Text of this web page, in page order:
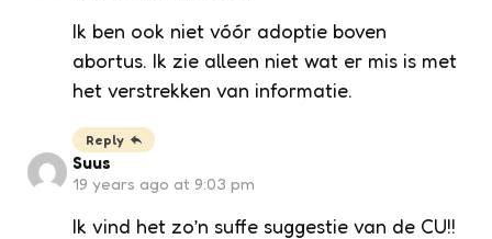
Ik ben ook niet vóór adoptie boven
abortus. Ik zie alleen niet wat er mis is met
het verstrekken van informatie.
Reply
Suus
19 years ago at 9:03 pm
Ik vind het zo’n suffe suggestie van de CU!!